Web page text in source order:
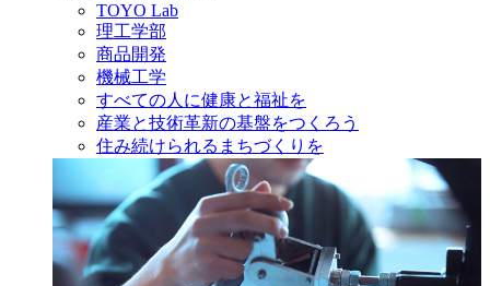
TOYO Lab
理工学部
商品開発
機械工学
すべての人に健康と福祉を
産業と技術革新の基盤をつくろう
住み続けられるまちづくりを